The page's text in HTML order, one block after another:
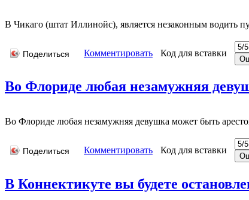
В Чикаго (штат Иллинойс), является незаконным водить
Поделиться Комментировать Код для вставки
Во Флориде любая незамужняя
Во Флориде любая незамужняя девушка может быть
Поделиться Комментировать Код для вставки
В Коннектикуте вы будете